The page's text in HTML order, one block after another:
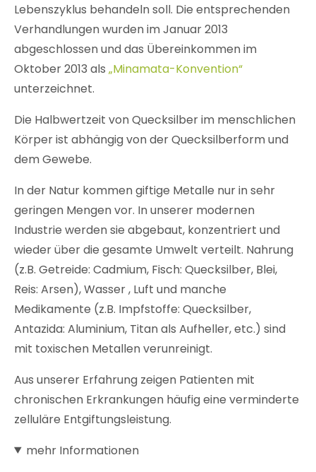
Lebenszyklus behandeln soll. Die entsprechenden
Verhandlungen wurden im Januar 2013
abgeschlossen und das Übereinkommen im
Oktober 2013 als „Minamata-Konvention“
unterzeichnet.
Die Halbwertzeit von Quecksilber im menschlichen
Körper ist abhängig von der Quecksilberform und
dem Gewebe.
In der Natur kommen giftige Metalle nur in sehr
geringen Mengen vor. In unserer modernen
Industrie werden sie abgebaut, konzentriert und
wieder über die gesamte Umwelt verteilt. Nahrung
(z.B. Getreide: Cadmium, Fisch: Quecksilber, Blei,
Reis: Arsen), Wasser , Luft und manche
Medikamente (z.B. Impfstoffe: Quecksilber,
Antazida: Aluminium, Titan als Aufheller, etc.) sind
mit toxischen Metallen verunreinigt.
Aus unserer Erfahrung zeigen Patienten mit
chronischen Erkrankungen häufig eine verminderte
zelluläre Entgiftungsleistung.
mehr Informationen